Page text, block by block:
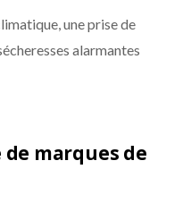
une prise de
alarmantes
de marques de